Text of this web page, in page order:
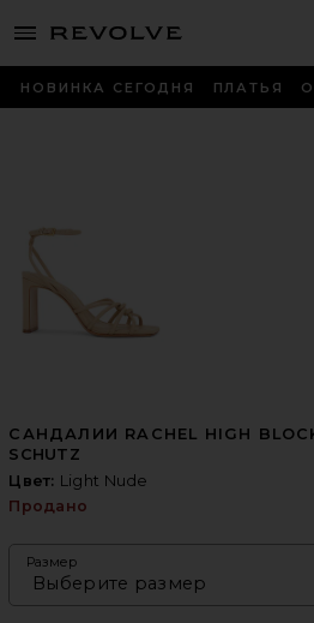
menu - shows more content
НОВИНКА СЕГОДНЯ ПЛАТЬЯ
САНДАЛИИ RACHEL HIGH
SCHUTZ
Цвет: Light Nude
Продано
Размер